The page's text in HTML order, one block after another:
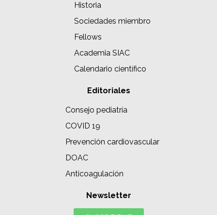
Historia
Sociedades miembro
Fellows
Academia SIAC
Calendario científico
Editoriales
Consejo pediatría
COVID 19
Prevención cardiovascular
DOAC
Anticoagulación
Newsletter